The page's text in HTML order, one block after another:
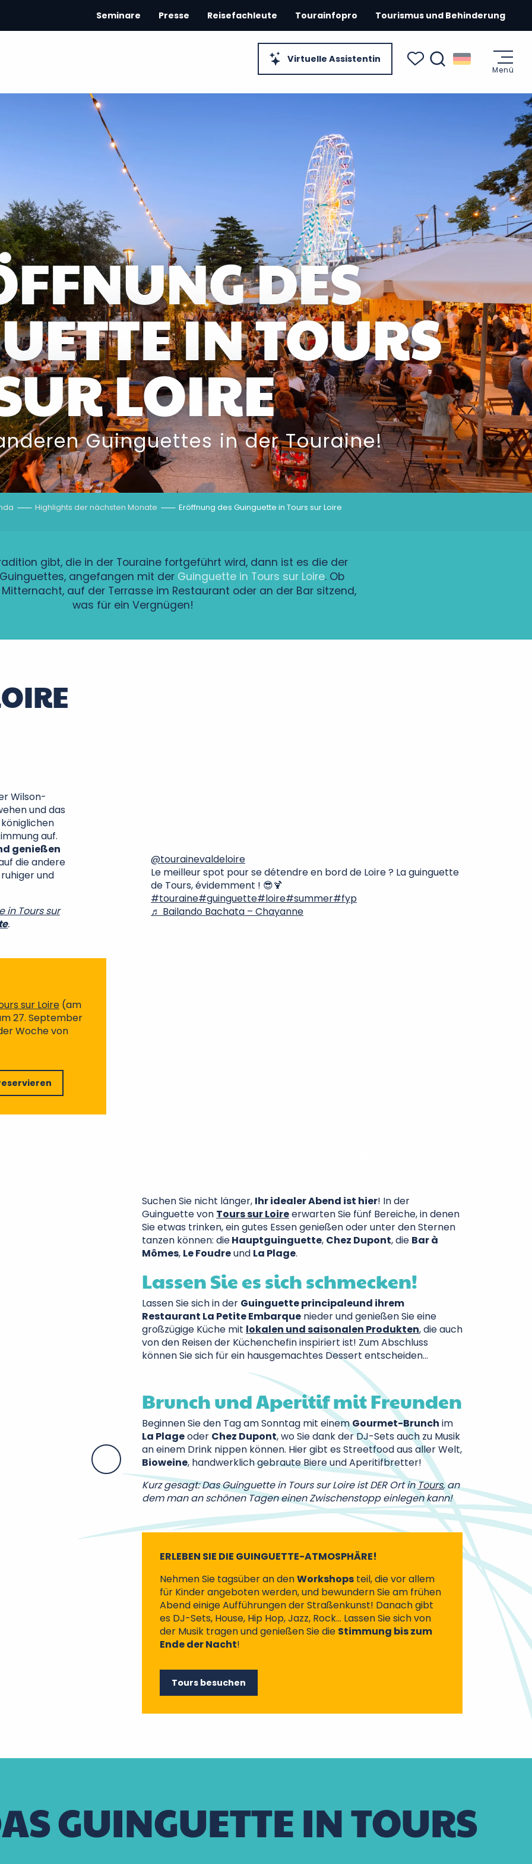
Virtuelle Assistentin
Seminare Presse Reisefachleute Tourainfopro Tourismus und Behinderung
Menü
DES
IN TOURS
LOIRE
Guinguettes in der Touraine!
Highlights der nächsten Monate Eröffnung des Guinguette in Tours sur Loire
gibt, die in der Touraine fortgeführt wird, dann ist es die der
angefangen mit der Guinguette in Tours sur Loire. Ob
auf der Terrasse im Restaurant oder an der Bar sitzend,
was für ein Vergnügen!
Wilson-
und das
auf.
genießen
die andere
und
in Tours sur
.
sur Loire (am
27. September
Woche von
@tourainevaldeloire
Le meilleur spot pour se détendre en bord de Loire ? La guinguette
de Tours, évidemment ! 😎🍹
#touraine#guinguette#loire#summer#fyp
♬ Bailando Bachata – Chayanne
Suchen Sie nicht länger, Ihr idealer Abend ist hier! In der
Guinguette von Tours sur Loireerwarten Sie fünf Bereiche, in denen
Sie etwas trinken, ein gutes Essen genießen oder unter den Sternen
tanzen können: dieHauptguinguette, Chez Dupont, die Bar à
Mômes, Le Foudreund La Plage.
Lassen Sie es sich schmecken!
Lassen Sie sich in der Guinguette principaleund ihrem
Restaurant La Petite Embarque nieder und genießen Sie eine
großzügige Küche mit lokalen und saisonalen Produkten, die auch
von den Reisen der Küchenchefin inspiriert ist! Zum Abschluss
können Sie sich für ein hausgemachtes Dessert entscheiden…
Brunch und Aperitif mit Freunden
Beginnen Sie den Tag am Sonntag mit einemGourmet-Brunch im
La Plageoder Chez Dupont, wo Sie dank der DJ-Sets auch zu Musik
an einem Drink nippen können. Hier gibt es Streetfood aus aller Welt,
Bioweine, handwerklich gebraute Biere und Aperitifbretter!
Kurz gesagt: Das Guinguette in Tours sur Loire ist DER Ort inTours, an
dem man an schönen Tagen einen Zwischenstopp einlegen kann!
ERLEBEN SIE DIE GUINGUETTE-ATMOSPHÄRE!
Nehmen Sie tagsüber an denWorkshops teil, die vor allem
für Kinder angeboten werden, und bewundern Sie am frühen
Abend einige Aufführungen der Straßenkunst! Danach gibt
es DJ-Sets, House, Hip Hop, Jazz, Rock… Lassen Sie sich von
der Musik tragen und genießen Sie die Stimmung bis zum
Ende der Nacht!
Tours besuchen
GUINGUETTE IN TOURS